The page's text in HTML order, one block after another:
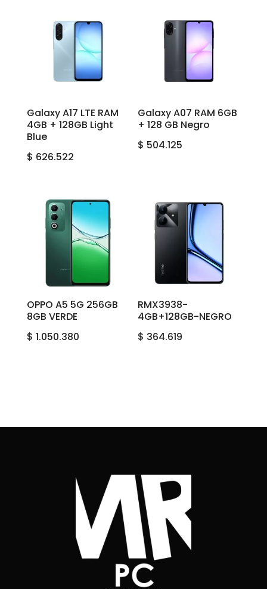
Galaxy A17 LTE RAM
4GB + 128GB Light
Blue
$ 626.522
Galaxy A07 RAM 6GB
+ 128 GB Negro
$ 504.125
OPPO A5 5G 256GB
8GB VERDE
$ 1.050.380
RMX3938-
4GB+128GB-NEGRO
$ 364.619